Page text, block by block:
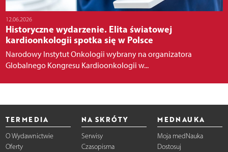
12.06.2026
Historyczne wydarzenie. Elita światowej
kardioonkologii spotka się w Polsce
Narodowy Instytut Onkologii wybrany na organizatora
Globalnego Kongresu Kardioonkologii w...
TERMEDIA
O Wydawnictwie
Oferty
NA SKRÓTY
Serwisy
Czasopisma
MEDNAUKA
Moja medNauka
Dostosuj